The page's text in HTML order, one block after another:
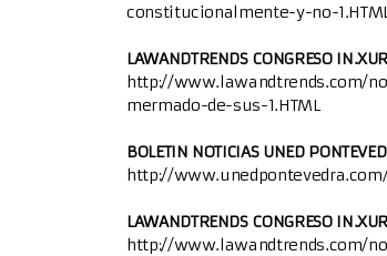
constitucionalmente-y-no-
LAWANDTRENDS CONGRESO
http://www.lawandtrends.com/
mermado-de-sus-1.HTML
BOLETIN NOTICIAS UNED
http://
LAWANDTRENDS CONGRESO
http://www.lawandtrends.com/
Campaña PON UN@ AVOGAD@ NA TÚA
Campaña EXERCEDEMULLER